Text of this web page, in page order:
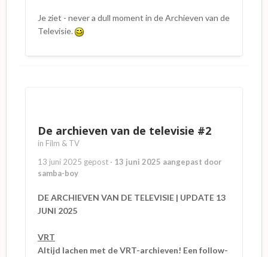
Je ziet - never a dull moment in de Archieven van de
Televisie.
De archieven van de televisie #2
in Film & TV
13 juni 2025 gepost · 13 juni 2025 aangepast door
samba-boy
DE ARCHIEVEN VAN DE TELEVISIE | UPDATE 13
JUNI 2025
VRT
Altijd lachen met de VRT-archieven! Een follow-